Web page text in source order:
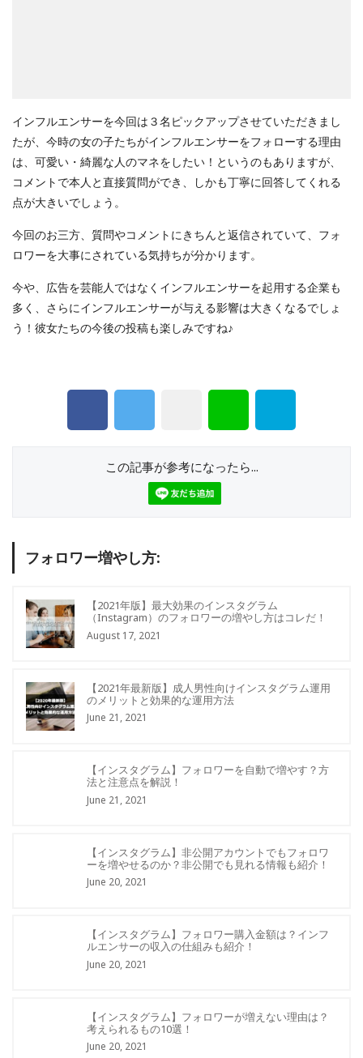
インフルエンサーを今回は３名ピックアップさせていただきまし
たが、今時の女の子たちがインフルエンサーをフォローする理由
は、可愛い・綺麗な人のマネをしたい！というのもありますが、
コメントで本人と直接質問ができ、しかも丁寧に回答してくれる
点が大きいでしょう。
今回のお三方、質問やコメントにきちんと返信されていて、フォ
ロワーを大事にされている気持ちが分かります。
今や、広告を芸能人ではなくインフルエンサーを起用する企業も
多く、さらにインフルエンサーが与える影響は大きくなるでしょ
う！彼女たちの今後の投稿も楽しみですね♪
この記事が参考になったら...
フォロワー増やし方:
【2021年版】最大効果のインスタグラム
（Instagram）のフォロワーの増やし方はコレだ！
August 17, 2021
【2021年最新版】成人男性向けインスタグラム運用
のメリットと効果的な運用方法
June 21, 2021
【インスタグラム】フォロワーを自動で増やす？方
法と注意点を解説！
June 21, 2021
【インスタグラム】非公開アカウントでもフォロワ
ーを増やせるのか？非公開でも見れる情報も紹介！
June 20, 2021
【インスタグラム】フォロワー購入金額は？インフ
ルエンサーの収入の仕組みも紹介！
June 20, 2021
【インスタグラム】フォロワーが増えない理由は？
考えられるもの10選！
June 20, 2021